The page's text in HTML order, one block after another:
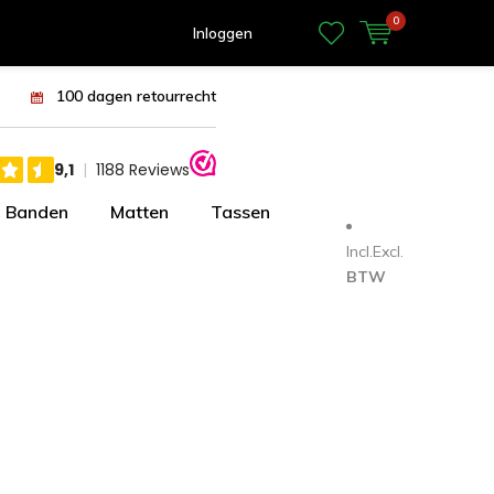
Inloggen
0
100 dagen retourrecht
Banden Matten Tassen
Incl.Excl.
BTW